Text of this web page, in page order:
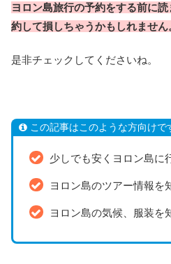
ヨロン島旅行の予約をする前に
約して損しちゃうかもしれません
是非チェックしてくださいね。
この記事はこのような方向けで
少しでも安くヨロン島に
ヨロン島のツアー情報を
ヨロン島の気候、服装を